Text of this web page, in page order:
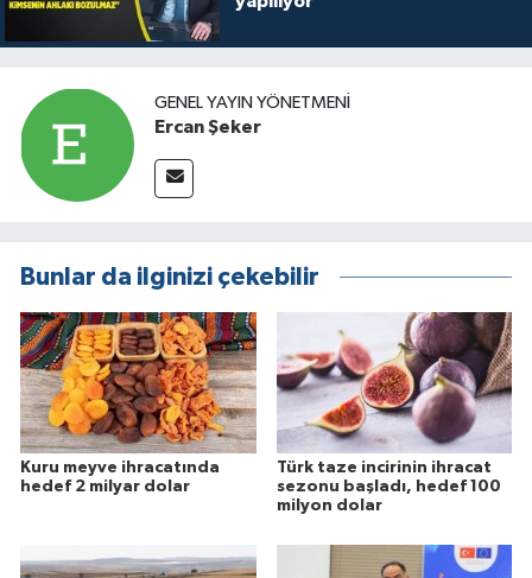
GENEL YAYIN YÖNETMENI
Ercan Şeker
Bunlar da ilginizi çekebilir
Kuru meyve ihracatında
hedef 2 milyar dolar
Türk taze incirinin ihracat
sezonu başladı, hedef 100
milyon dolar